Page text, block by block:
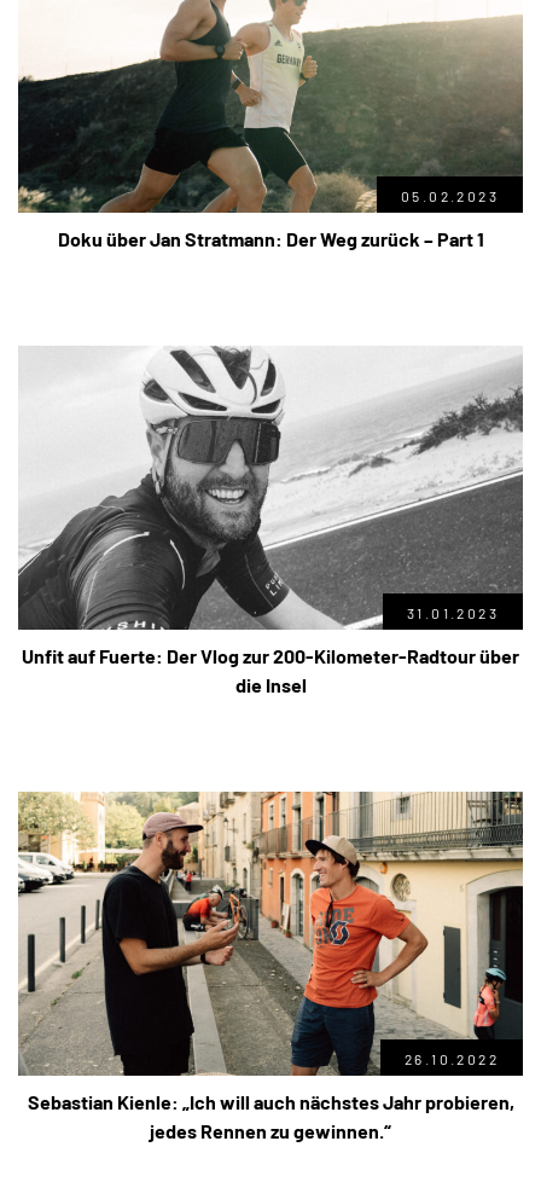
05.02.2023
Doku über Jan Stratmann: Der Weg zurück – Part 1
31.01.2023
Unfit auf Fuerte: Der Vlog zur 200-Kilometer-Radtour über
die Insel
26.10.2022
Sebastian Kienle: „Ich will auch nächstes Jahr probieren,
jedes Rennen zu gewinnen.“